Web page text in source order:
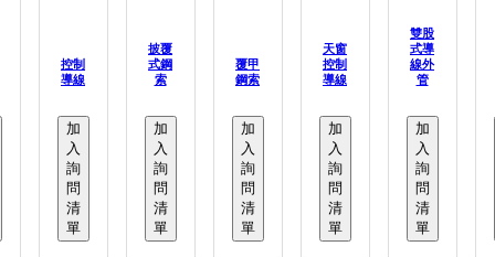
控制
導線
加
入
詢
問
清
單
披覆
式鋼
索
加
入
詢
問
清
單
覆甲
鋼索
加
入
詢
問
清
單
天窗
控制
導線
加
入
詢
問
清
單
雙股
式導
線外
管
加
入
詢
問
清
單